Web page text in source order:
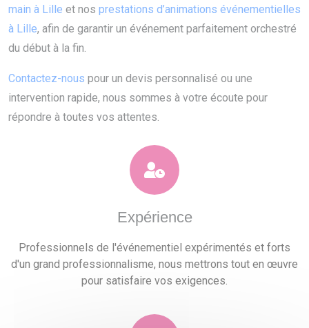
main à Lille et nos prestations d’animations événementielles
à Lille, afin de garantir un événement parfaitement orchestré
du début à la fin.
Contactez-nous pour un devis personnalisé ou une
intervention rapide, nous sommes à votre écoute pour
répondre à toutes vos attentes.
Expérience
Professionnels de l'événementiel expérimentés et forts
d'un grand professionnalisme, nous mettrons tout en œuvre
pour satisfaire vos exigences.